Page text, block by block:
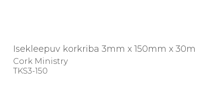
Isekleepuv korkriba 3mm x 150mm x 30m
Cork Ministry
TKS3-150